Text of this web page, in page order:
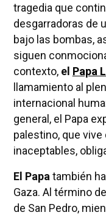
tragedia que
desgarradoras de
bajo las bombas,
siguen
contexto, el Papa
llamamiento al
internacional
general, el Papa
palestino, que
inaceptables,
El Papa también
Gaza. Al término
de San Pedro,